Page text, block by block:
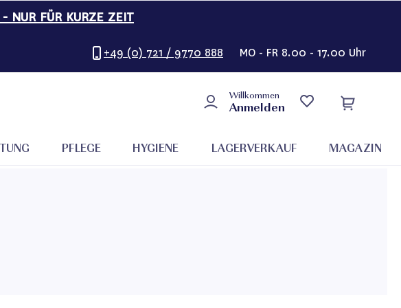
NUR FÜR KURZE ZEIT
+49 (0) 721 / 9770 888 MO - FR 8.00 - 17.00 Uhr
Willkommen
Anmelden
PFLEGE HYGIENE LAGERVERKAUF MAGAZIN